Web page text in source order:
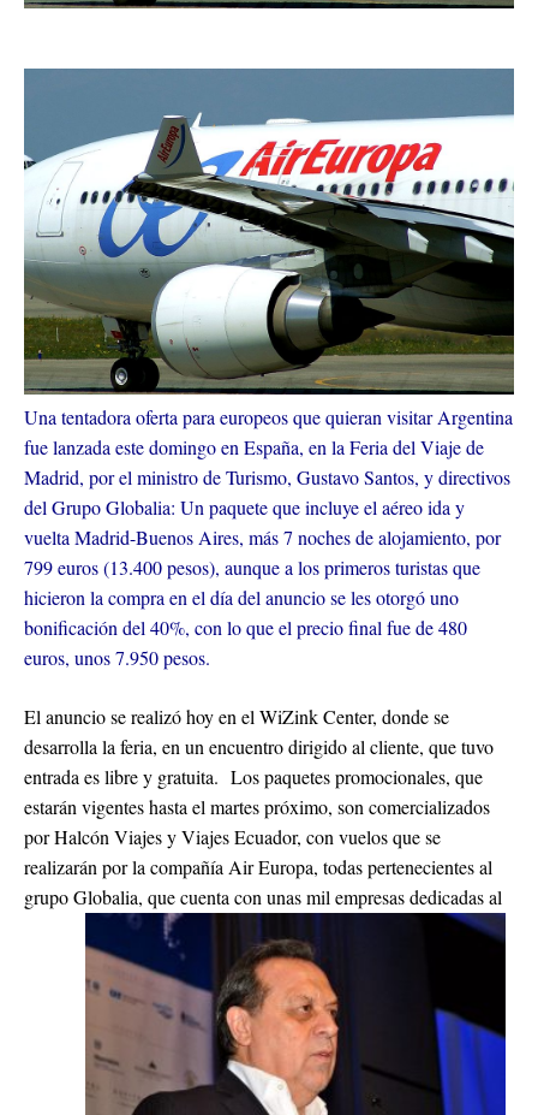
Una tentadora oferta para europeos que quieran visitar Argentina
fue lanzada este domingo en España, en la Feria del Viaje de
Madrid, por el ministro de Turismo, Gustavo Santos, y directivos
del Grupo Globalia: Un paquete que incluye el aéreo ida y
vuelta Madrid-Buenos Aires, más 7 noches de alojamiento, por
799 euros (13.400 pesos), aunque a los primeros turistas que
hicieron la compra en el día del anuncio se les otorgó uno
bonificación del 40%, con lo que el precio final fue de 480
euros, unos 7.950 pesos.
El anuncio se realizó hoy en el WiZink Center, donde se
desarrolla la feria, en un encuentro dirigido al cliente, que tuvo
entrada es libre y gratuita. Los paquetes promocionales, que
estarán vigentes hasta el martes próximo, son comercializados
por Halcón Viajes y Viajes Ecuador, con vuelos que se
realizarán por la compañía Air Europa, todas pertenecientes al
grupo Globalia, que cuenta con unas mil empresas dedicadas al